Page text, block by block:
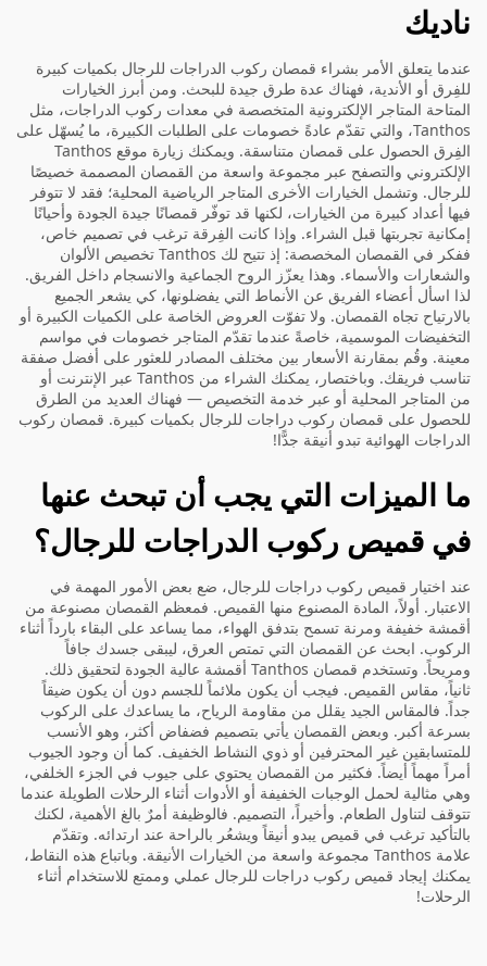
ناديك
عندما يتعلق الأمر بشراء قمصان ركوب الدراجات للرجال بكميات كبيرة
للفِرق أو الأندية، فهناك عدة طرق جيدة للبحث. ومن أبرز الخيارات
المتاحة المتاجر الإلكترونية المتخصصة في معدات ركوب الدراجات، مثل
Tanthos، والتي تقدّم عادةً خصومات على الطلبات الكبيرة، ما يُسهّل على
الفِرق الحصول على قمصان متناسقة. ويمكنك زيارة موقع Tanthos
الإلكتروني والتصفح عبر مجموعة واسعة من القمصان المصممة خصيصًا
للرجال. وتشمل الخيارات الأخرى المتاجر الرياضية المحلية؛ فقد لا تتوفر
فيها أعداد كبيرة من الخيارات، لكنها قد توفّر قمصانًا جيدة الجودة وأحيانًا
إمكانية تجربتها قبل الشراء. وإذا كانت الفِرقة ترغب في تصميم خاص،
ففكر في القمصان المخصصة: إذ تتيح لك Tanthos تخصيص الألوان
والشعارات والأسماء. وهذا يعزّز الروح الجماعية والانسجام داخل الفريق.
لذا اسأل أعضاء الفريق عن الأنماط التي يفضلونها، كي يشعر الجميع
بالارتياح تجاه القمصان. ولا تفوّت العروض الخاصة على الكميات الكبيرة أو
التخفيضات الموسمية، خاصةً عندما تقدّم المتاجر خصومات في مواسم
معينة. وقُم بمقارنة الأسعار بين مختلف المصادر للعثور على أفضل صفقة
تناسب فريقك. وباختصار، يمكنك الشراء من Tanthos عبر الإنترنت أو
من المتاجر المحلية أو عبر خدمة التخصيص — فهناك العديد من الطرق
للحصول على قمصان ركوب دراجات للرجال بكميات كبيرة. قمصان ركوب
الدراجات الهوائية تبدو أنيقة جدًّا!
ما الميزات التي يجب أن تبحث عنها
في قميص ركوب الدراجات للرجال؟
عند اختيار قميص ركوب دراجات للرجال، ضع بعض الأمور المهمة في
الاعتبار. أولاً، المادة المصنوع منها القميص. فمعظم القمصان مصنوعة من
أقمشة خفيفة ومرنة تسمح بتدفق الهواء، مما يساعد على البقاء بارداً أثناء
الركوب. ابحث عن القمصان التي تمتص العرق، ليبقى جسدك جافاً
ومريحاً. وتستخدم قمصان Tanthos أقمشة عالية الجودة لتحقيق ذلك.
ثانياً، مقاس القميص. فيجب أن يكون ملائماً للجسم دون أن يكون ضيقاً
جداً. فالمقاس الجيد يقلل من مقاومة الرياح، ما يساعدك على الركوب
بسرعة أكبر. وبعض القمصان يأتي بتصميم فضفاض أكثر، وهو الأنسب
للمتسابقين غير المحترفين أو ذوي النشاط الخفيف. كما أن وجود الجيوب
أمراً مهماً أيضاً. فكثير من القمصان يحتوي على جيوب في الجزء الخلفي،
وهي مثالية لحمل الوجبات الخفيفة أو الأدوات أثناء الرحلات الطويلة عندما
تتوقف لتناول الطعام. وأخيراً، التصميم. فالوظيفة أمرٌ بالغ الأهمية، لكنك
بالتأكيد ترغب في قميص يبدو أنيقاً ويشعُر بالراحة عند ارتدائه. وتقدّم
علامة Tanthos مجموعة واسعة من الخيارات الأنيقة. وباتباع هذه النقاط،
يمكنك إيجاد قميص ركوب دراجات للرجال عملي وممتع للاستخدام أثناء
الرحلات!